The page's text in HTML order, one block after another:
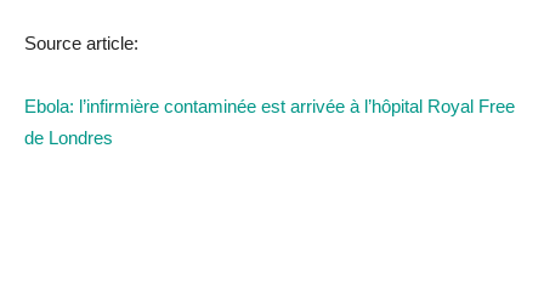
Source article:
Ebola: l’infirmière contaminée est arrivée à l’hôpital Royal Free
de Londres